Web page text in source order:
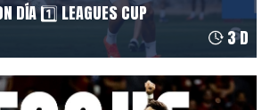
DÍA 1️⃣ LEAGUES CUP
3 D